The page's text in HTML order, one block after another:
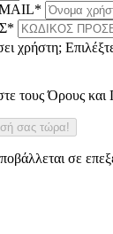
*
*
χρήστη;
τους Όρους
σε